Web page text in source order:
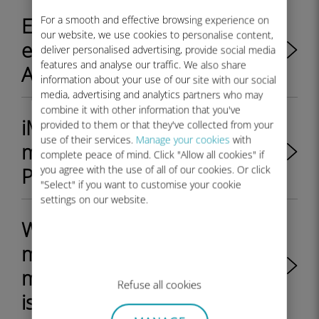
For a smooth and effective browsing experience on
our website, we use cookies to personalise content,
deliver personalised advertising, provide social media
features and analyse our traffic. We also share
information about your use of our site with our social
media, advertising and analytics partners who may
combine it with other information that you've
provided to them or that they've collected from your
use of their services. Manage your cookies with
complete peace of mind. Click "Allow all cookies" if
you agree with the use of all of our cookies. Or click
"Select" if you want to customise your cookie
settings on our website.
Refuse all cookies
Ein Problem mit dem Ubigi
eSIM-Profil auf einem
Android-Gerät beheben
iMessage funktioniert nicht
mit meinem Ubigi eSIM-
Profil. Was ist zu tun?
Wie kann ich feststellen, ob
mein Ubigi eSIM-Profil auf
meinem iPhone/iPad aktiviert
ist?